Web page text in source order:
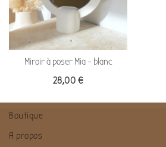
Miroir à poser Mia – blanc
28,00 €
Boutique
A propos